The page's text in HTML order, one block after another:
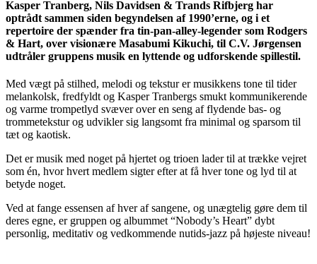
Kasper Tranberg, Nils Davidsen & Trands Rifbjerg har
optrådt sammen siden begyndelsen af 1990’erne, og i et
repertoire der spænder fra tin-pan-alley-legender som Rodgers
& Hart, over visionære Masabumi Kikuchi, til C.V. Jørgensen
udtråler gruppens musik en lyttende og udforskende spillestil.
Med vægt på stilhed, melodi og tekstur er musikkens tone til tider
melankolsk, fredfyldt og Kasper Tranbergs smukt kommunikerende
og varme trompetlyd svæver over en seng af flydende bas- og
trommetekstur og udvikler sig langsomt fra minimal og sparsom til
tæt og kaotisk.
Det er musik med noget på hjertet og trioen lader til at trække vejret
som én, hvor hvert medlem sigter efter at få hver tone og lyd til at
betyde noget.
Ved at fange essensen af hver af sangene, og unægtelig gøre dem til
deres egne, er gruppen og albummet “Nobody’s Heart” dybt
personlig, meditativ og vedkommende nutids-jazz på højeste niveau!